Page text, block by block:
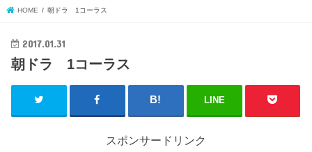
HOME 朝ドラ 1コーラス
2017.01.31
朝ドラ 1コーラス
LINE
スポンサードリンク